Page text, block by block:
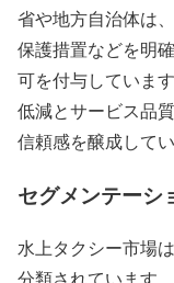
省や地方自治体は
保護措置などを明
可を付与していま
低減とサービス品
信頼感を醸成してい
セグメンテーシ
水上タクシー市場